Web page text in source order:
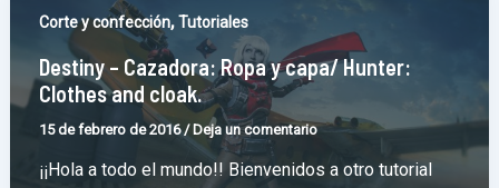
Corte y confección,Tutoriales
Destiny – Cazadora: Ropa y capa/ Hunter:
Clothes and cloak.
15 de febrero de 2016/ Deja un comentario
¡¡Hola a todo el mundo!! Bienvenidos a otro tutorial